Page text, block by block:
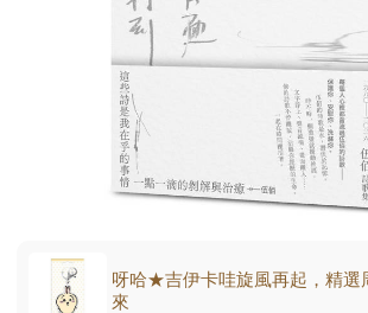
呀哈★吉伊卡哇旋風再起，精選
來